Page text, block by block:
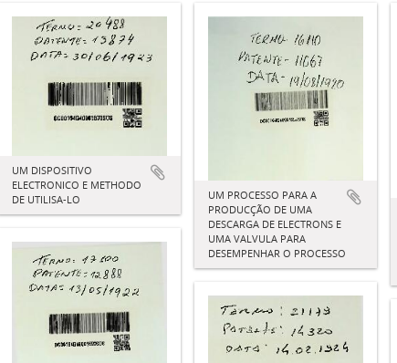
UM DISPOSITIVO
ELECTRONICO E METHODO
DE UTILISA-LO
UM PROCESSO PARA A
PRODUCÇÃO DE UMA
DESCARGA DE ELECTRONS E
UMA VALVULA PARA
DESEMPENHAR O PROCESSO